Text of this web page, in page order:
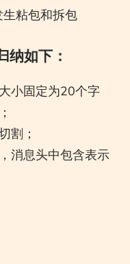
粘包和拆包
纳如下：
小固定为20个字
割；
消息头中包含表示